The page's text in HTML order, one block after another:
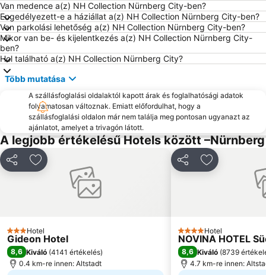
Van medence a(z) NH Collection Nürnberg City-ben?
Engedélyezett-e a háziállat a(z) NH Collection Nürnberg City-ben?
Van parkolási lehetőség a(z) NH Collection Nürnberg City-ben?
Mikor van be- és kijelentkezés a(z) NH Collection Nürnberg City-
ben?
Hol található a(z) NH Collection Nürnberg City?
Több mutatása
A szállásfoglalási oldalaktól kapott árak és foglalhatósági adatok
folyamatosan változnak. Emiatt előfordulhat, hogy a
szállásfoglalási oldalon már nem találja meg pontosan ugyanazt az
ajánlatot, amelyet a trivagón látott.
A legjobb értékelésű Hotels között –Nürnberg
MegosztásHozzáadás a kedvencekhez
3 Kategória
Hotel
Gideon Hotel
8,6 Kiváló (4141 értékelés)
0.4 km-re innen: Altstadt
MegosztásHozzáadás
4 Kategória
Hotel
NOVINA HOTEL
8,6 Kiváló (8739
4.7 km-re innen: